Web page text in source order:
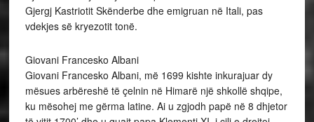
Gjergj Kastriotit Skënderbe dhe emigruan në Itali, pas
vdekjes së kryezotit tonë.
Giovani Francesko Albani
Giovani Francesko Albani, më 1699 kishte inkurajuar dy
mësues arbëreshë të çelnin në Himarë një shkollë shqipe,
ku mësohej me gërma latine. Ai u zgjodh papë në 8 dhjetor